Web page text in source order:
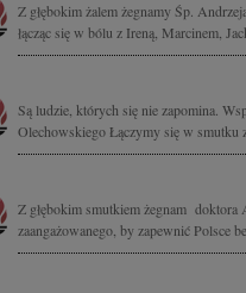
Z głębokim żalem żegnamy Śp.
łącząc się w bólu z Ireną, Marcinem,
Są ludzie, których się nie zapomina.
Olechowskiego Łączymy się w smutku
Z głębokim smutkiem żegnam doktora
zaangażowanego, by zapewnić Polsce